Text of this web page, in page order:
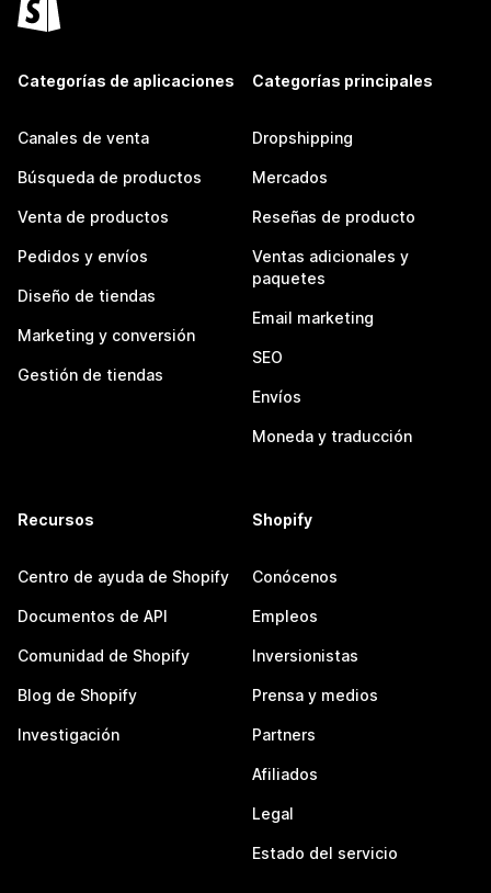
Categorías de aplicaciones
Canales de venta
Búsqueda de productos
Venta de productos
Pedidos y envíos
Diseño de tiendas
Marketing y conversión
Gestión de tiendas
Categorías principales
Dropshipping
Mercados
Reseñas de producto
Ventas adicionales y
paquetes
Email marketing
SEO
Envíos
Moneda y traducción
Recursos
Centro de ayuda de Shopify
Documentos de API
Comunidad de Shopify
Blog de Shopify
Investigación
Shopify
Conócenos
Empleos
Inversionistas
Prensa y medios
Partners
Afiliados
Legal
Estado del servicio